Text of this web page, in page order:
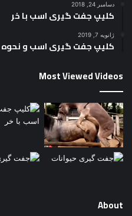
دسامبر 24, 2018
کلیپ جفت گیری اسب با خر
ژانویه 7, 2019
کلیپ جفت گیری اسب و
Most Viewed Videos
About